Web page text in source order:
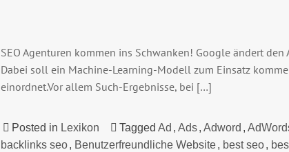
SEO Agenturen kommen ins Schwanken! Google ändert
Dabei soll ein Machine-Learning-Modell zum Einsatz
einordnet.Vor allem Such-Ergebnisse, bei […]
Posted in Lexikon TaggedAd ,Ads,Adword ,
backlinks seo, Benutzerfreundliche Website, best seo,